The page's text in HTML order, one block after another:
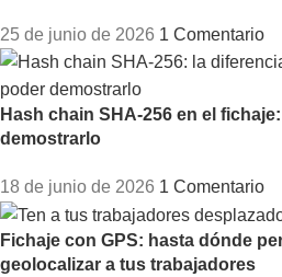
25 de junio de 2026 1 Comentario
Hash chain SHA-256 en el
demostrarlo
18 de junio de 2026 1 Comentario
Fichaje con GPS: hasta dónde
geolocalizar a tus trabajadores